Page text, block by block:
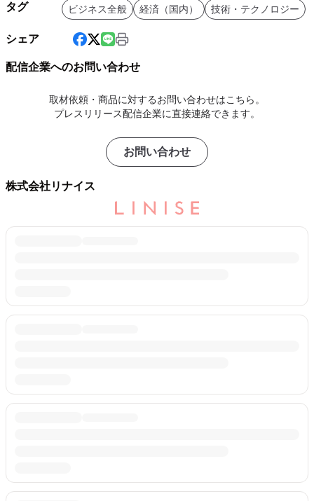
タグ ビジネス全般 経済（国内） 技術・テクノロジー
シェア
配信企業へのお問い合わせ
取材依頼・商品に対するお問い合わせはこちら。
プレスリリース配信企業に直接連絡できます。
お問い合わせ
株式会社リナイス